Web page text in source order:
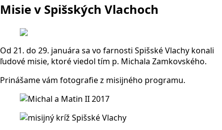
Misie v Spišských Vlachoch
Od 21. do 29. januára sa vo farnosti Spišské Vlachy konali
ľudové misie, ktoré viedol tím p. Michala Zamkovského.
Prinášame vám fotografie z misijného programu.